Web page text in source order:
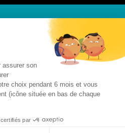
NOUS
Chronos
légales
assurer son
choix pendant 6 mois et vous
(icône située en bas de chaque
par